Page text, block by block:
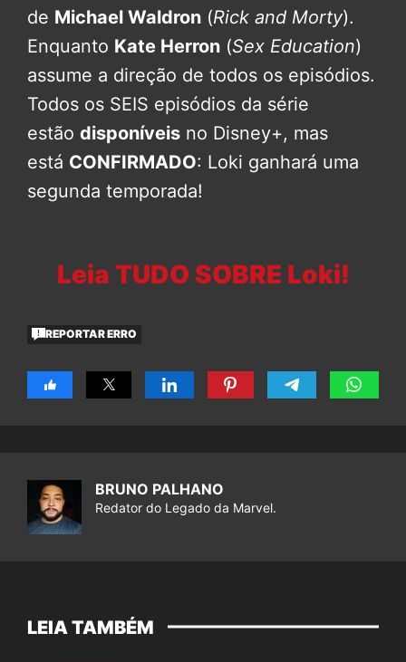
de Michael Waldron (Rick and Morty).
Enquanto Kate Herron (Sex Education)
assume a direção de todos os episódios.
Todos os SEIS episódios da série
estão disponíveis no Disney+, mas
está CONFIRMADO: Loki ganhará uma
segunda temporada!
Leia TUDO SOBRE Loki!
REPORTAR ERRO
BRUNO PALHANO
Redator do Legado da Marvel.
LEIA TAMBÉM